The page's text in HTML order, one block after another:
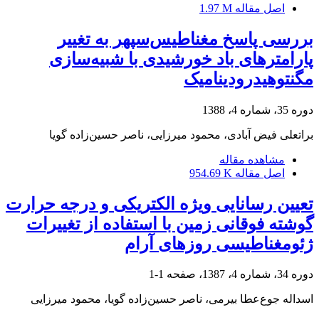
اصل مقاله 1.97 M
بررسی پاسخ مغناطیس‌سپهر به تغییر
پارامترهای باد خورشیدی با شبیه‌سازی
مگنتوهیدرودینامیک
دوره 35، شماره 4، 1388
براتعلی فیض آبادی، محمود میرزایی، ناصر حسین‌زاده گویا
مشاهده مقاله
اصل مقاله 954.69 K
تعیین رسانایی ویژه‌ الکتریکی و درجه حرارت
گوشته‌ فوقانی زمین با استفاده از تغییرات
ژئومغناطیسی روزهای آرام
دوره 34، شماره 4، 1387، صفحه 1-1
اسداله جوع‌عطا بیرمی، ناصر حسین‌زاده گویا، محمود میرزایی